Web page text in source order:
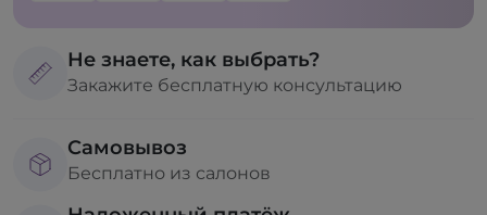
Не знаете, как выбрать?
Закажите бесплатную консультацию
Самовывоз
Бесплатно из салонов